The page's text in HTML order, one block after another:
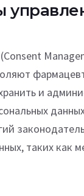
и
таких как